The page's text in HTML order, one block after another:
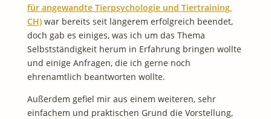
für angewandte Tierpsychologie und Tiertraining,
CH)war bereits seit längerem erfolgreich beendet,
doch gab es einiges, was ich um das Thema
Selbstständigkeit herum in Erfahrung bringen wollte
und einige Anfragen, die ich gerne noch
ehrenamtlich beantworten wollte.
Außerdem gefiel mir aus einem weiteren, sehr
einfachem und praktischen Grund die Vorstellung,